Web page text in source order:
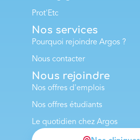
Prot'Etc
Nos services
Pourquoi rejoindre Argos ?
Nous contacter
Nous rejoindre
Nos offres d'emplois
Nos offres étudiants
Le quotidien chez Argos